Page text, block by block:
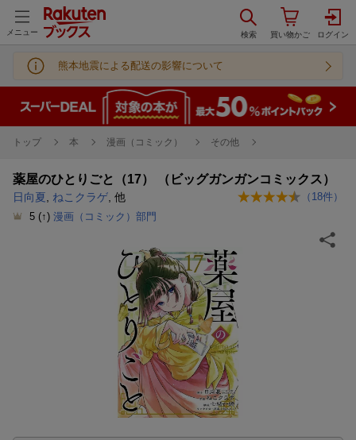
メニュー
熊本地震による配送の影響について
トップ 本 漫画（コミック） その他
薬屋のひとりごと（17） （ビッグガンガンコミックス）
日向夏 ねこクラゲ , 他 （ 18件）
5 (↑) 漫画（コミック）部門